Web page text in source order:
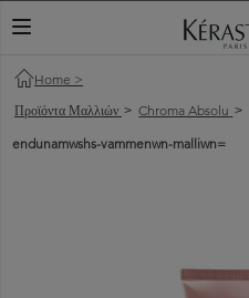
ΕΝΑΛΛΑΓΉ ΠΕΡΙΉΓΗΣΗΣ
Home >
Προϊόντα Μαλλιών > Chroma Absolu >
endunamwshs-vammenwn-malliwn=